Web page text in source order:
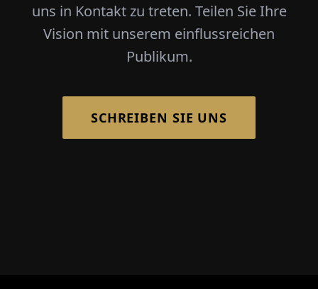
uns in Kontakt zu treten. Teilen Sie Ihre
Vision mit unserem einflussreichen
Publikum.
SCHREIBEN SIE UNS